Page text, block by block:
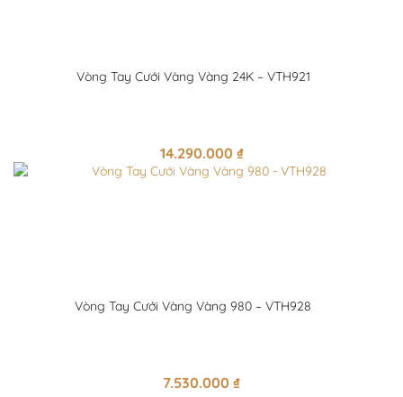
Vòng Tay Cưới Vàng Vàng 24K – VTH921
14.290.000 ₫
Vòng Tay Cưới Vàng Vàng 980 – VTH928
7.530.000 ₫